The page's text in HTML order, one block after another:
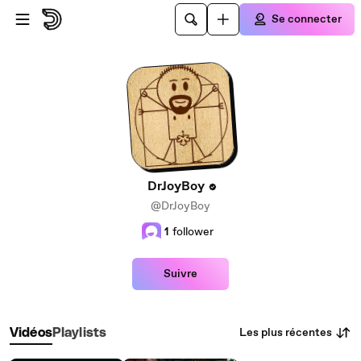
Passer au contenu principal
Se connecter
DrJoyBoy
@DrJoyBoy
1 follower
Suivre
VidéosPlaylists Les plus récentes